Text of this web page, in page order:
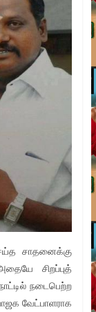
சாதனைக்கு
சிறப்புத்
நடைபெற்ற
வேட்பாளராக